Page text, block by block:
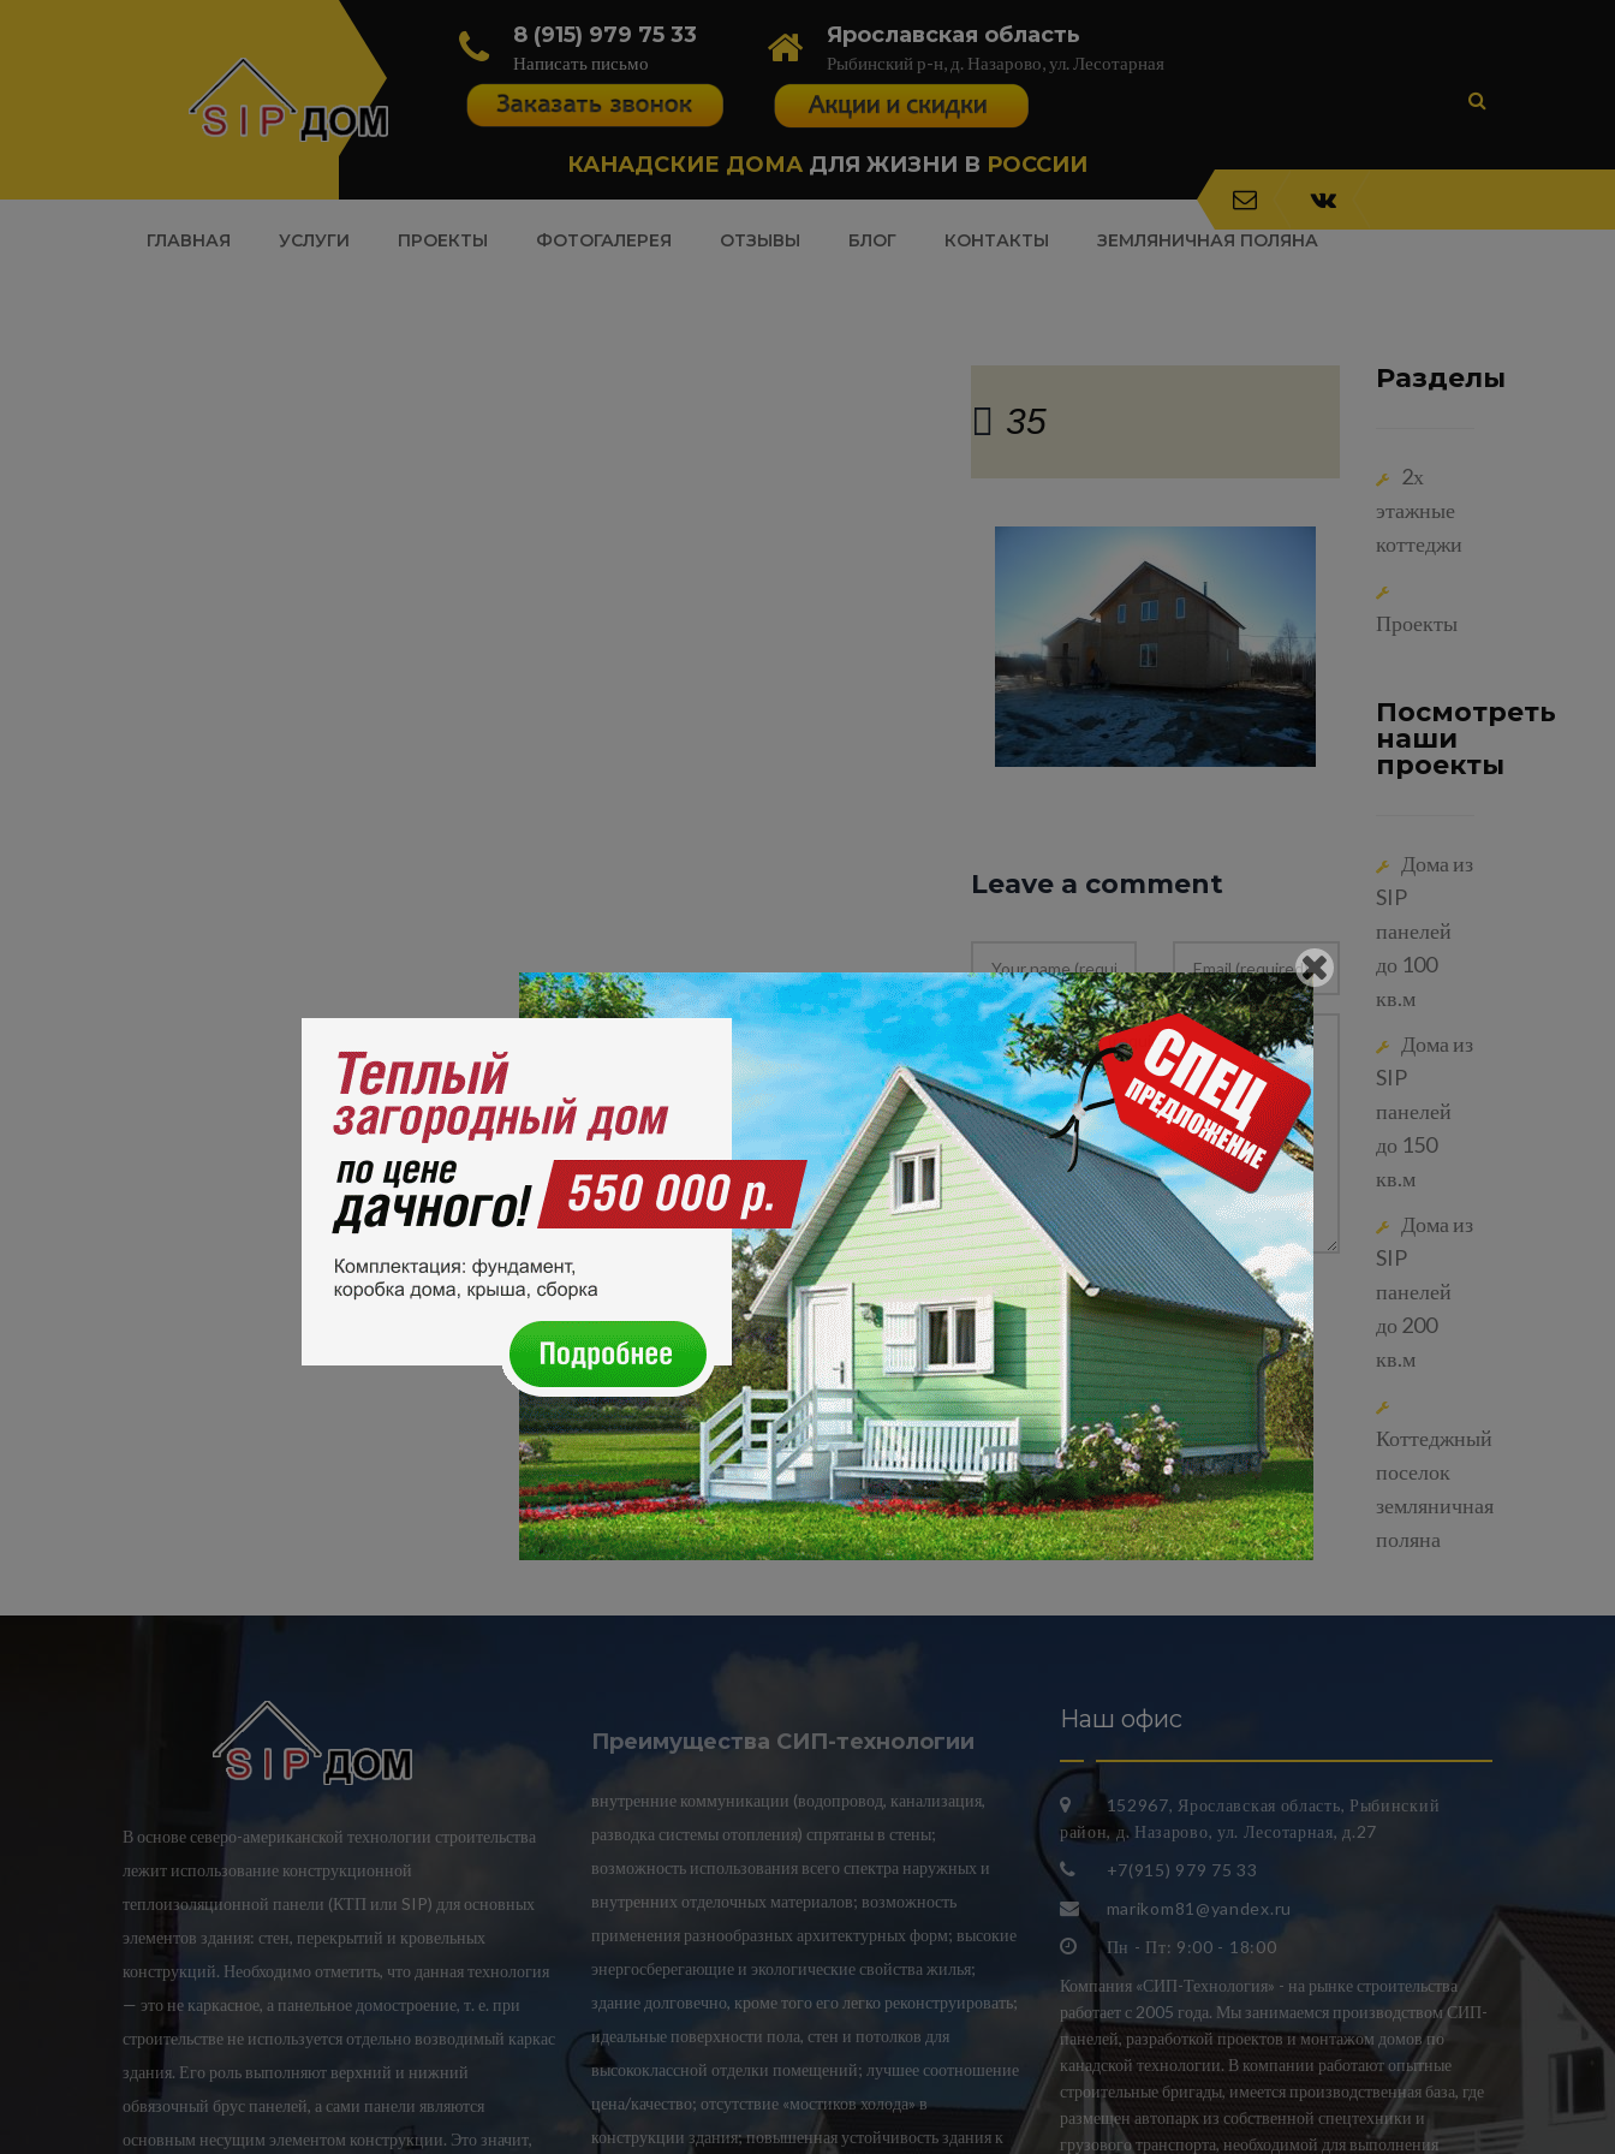
8 (915) 979 75 33
Написать письмо
Ярославская область
Рыбинский р-н, д. Назарово, ул. Лесотарная
КАНАДСКИЕ ДОМАДЛЯ ЖИЗНИ В РОССИИ
ГЛАВНАЯ УСЛУГИ ПРОЕКТЫ ФОТОГАЛЕРЕЯ ОТЗЫВЫ БЛОГ КОНТАКТЫ ЗЕМЛЯНИЧНАЯ ПОЛЯНА
35
Leave a comment
Разделы
2х
этажные
коттеджи
Проекты
Посмотреть
наши
проекты
Дома из
SIP
панелей
до 100
кв.м
Дома из
SIP
панелей
до 150
кв.м
Дома из
SIP
панелей
до 200
кв.м
Коттеджный
поселок
земляничная
поляна
В основе северо-американской технологии строительства
лежит использование конструкционной
теплоизоляционной панели (КТП или SIP) для основных
элементов здания: стен, перекрытий и кровельных
конструкций. Необходимо отметить, что данная технология
— это не каркасное, а панельное домостроение, т. е. при
строительстве не используется отдельно возводимый каркас
здания. Его роль выполняют верхний и нижний
обвязочный брус панелей, а сами панели являются
основным несущим элементом конструкции. Это значит,
Преимущества СИП-технологии
внутренние коммуникации (водопровод, канализация,
разводка системы отопления) спрятаны в стены;
возможность использования всего спектра наружных и
внутренних отделочных материалов; возможность
применения разнообразных архитектурных форм; высокие
энергосберегающие и экологические свойства жилья;
здание долговечно, кроме того его легко реконструировать;
идеальные поверхности пола, стен и потолков для
высококлассной отделки помещений; лучшее соотношение
цена/качество; отсутствие «мостиков холода» в
конструкции здания; повышенная устойчивость здания к
Наш офис
152967, Ярославская область, Рыбинский
район, д. Назарово, ул. Лесотарная, д.27
+7(915) 979 75 33
marikom81@yandex.ru
Пн - Пт: 9:00 - 18:00
Компания «СИП-Технология» - на рынке строительства
работает с 2005 года. Мы занимаемся производством СИП-
панелей, разработкой проектов и монтажом домов по
канадской технологии. В компании работают опытные
строительные бригады, имеется производственная база, где
размещен автопарк из собственной спецтехники и
грузового транспорта, необходимой для выполнения